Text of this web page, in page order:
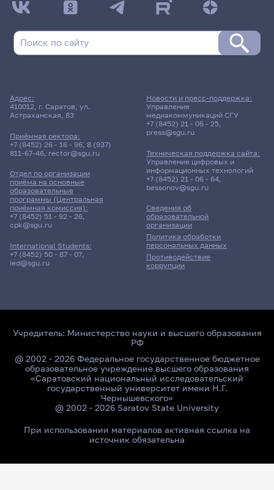
Адрес:
410012, г. Саратов, ул.
Астраханская, 83
Приёмная ректора:
+7 (8452) 26 - 16 - 96, 8 (937)
811-67-46, rector@sgu.ru
Отдел по организации
приёма на основные
образовательные
программы (Центральная
приёмная комиссия):
+7 (8452) 51 - 92 - 26,
cpk@sgu.ru
International Students:
+7 (8452) 50 - 87 - 07,
ied@sgu.ru
Сведения об
образовательной
организации
Политика обработки
персональных данных
Противодействие
коррупции
Новости и пресс-поддержка:
Управление
медиакоммуникаций СГУ
+7 (8452) 21 - 06 - 25,
press@sgu.ru
Техническая поддержка сайта:
Управление цифровых и
информационных технологий
+7 (8452) 21 - 06 - 64,
bessonov@sgu.ru
Учредитель: Министерство науки и высшего образования
РФ
@ 2002 - 2026 Федеральное государственное бюджетное
образовательное учреждение высшего образования
«Саратовский национальный исследовательский
государственный университет имени Н.Г.
Чернышевского»
@ 2002 - 2026 Saratov State University
При использовании материалов активная ссылка на
источник обязательна